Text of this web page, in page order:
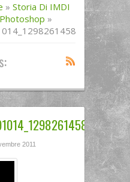
» Storia Di IMDI
»
2011